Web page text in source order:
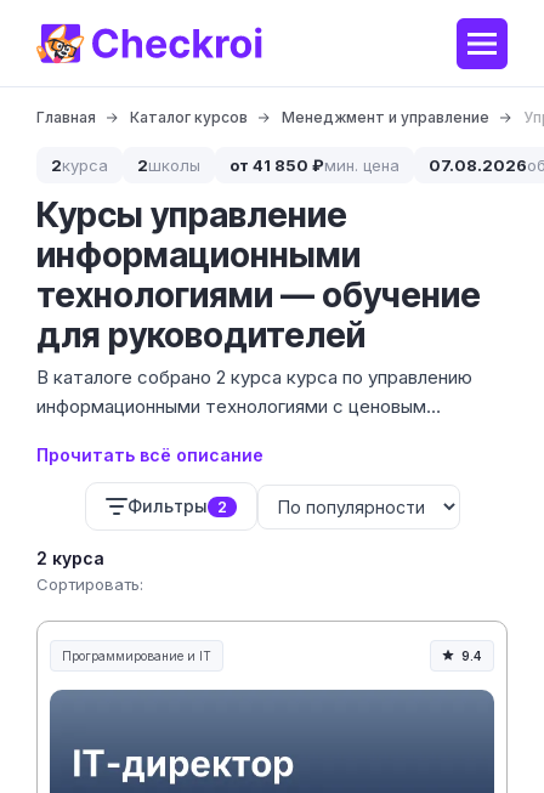
Главная Каталог курсов Менеджмент и управление
2курса 2школы от 41 850 ₽мин. цена 07.08.2026
Курсы управление
информационными
технологиями — обучение
для руководителей
В каталоге собрано 2 курса курса по управлению
информационными технологиями с ценовым
проанализировали программы от 2 ведущих школ,
чтобы вы могли сравнить фундаментальное
обучение и интенсивные программы переподготовки
в одном месте.
Прочитать всё описание
Фильтры 2
2 курса
Сортировать:
Программирование и IT 9.4